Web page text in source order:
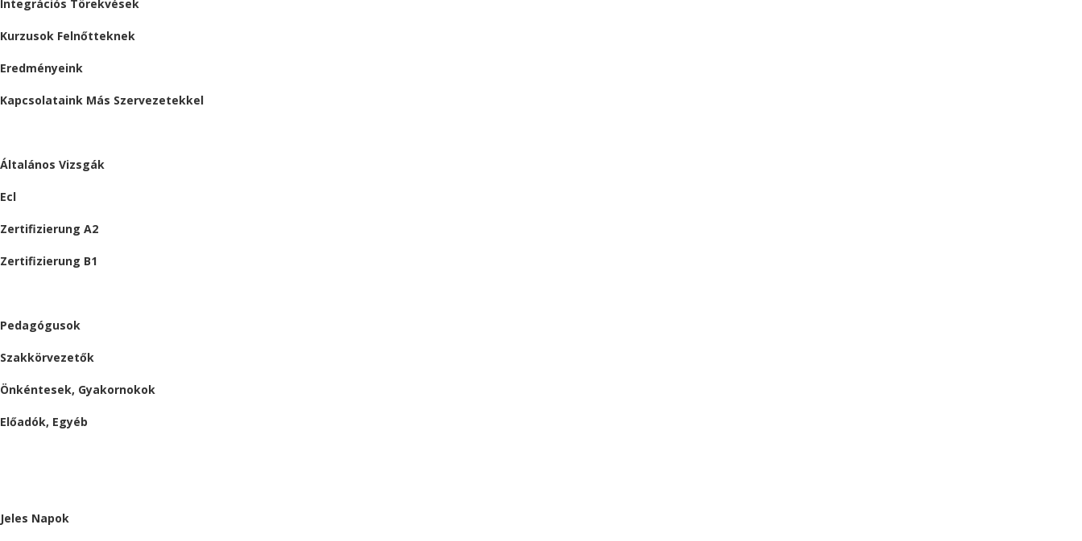
Integrációs Törekvések
Kurzusok Felnőtteknek
Eredményeink
Kapcsolataink Más Szervezetekkel
Általános Vizsgák
Ecl
Zertifizierung A2
Zertifizierung B1
Pedagógusok
Szakkörvezetők
Önkéntesek, Gyakornokok
Előadók, Egyéb
Jeles Napok